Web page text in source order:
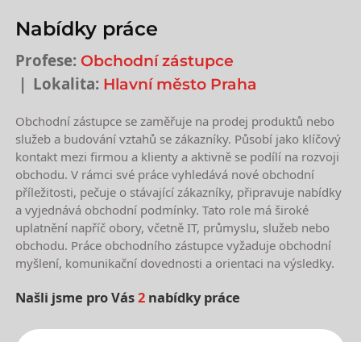
Nabídky práce
Profese: Obchodní zástupce
Lokalita: Hlavní město Praha
Obchodní zástupce se zaměřuje na prodej produktů nebo
služeb a budování vztahů se zákazníky. Působí jako klíčový
kontakt mezi firmou a klienty a aktivně se podílí na rozvoji
obchodu. V rámci své práce vyhledává nové obchodní
příležitosti, pečuje o stávající zákazníky, připravuje nabídky
a vyjednává obchodní podmínky. Tato role má široké
uplatnění napříč obory, včetně IT, průmyslu, služeb nebo
obchodu. Práce obchodního zástupce vyžaduje obchodní
myšlení, komunikační dovednosti a orientaci na výsledky.
Našli jsme pro Vás2 nabídky práce
Nejnovější nabídky práce